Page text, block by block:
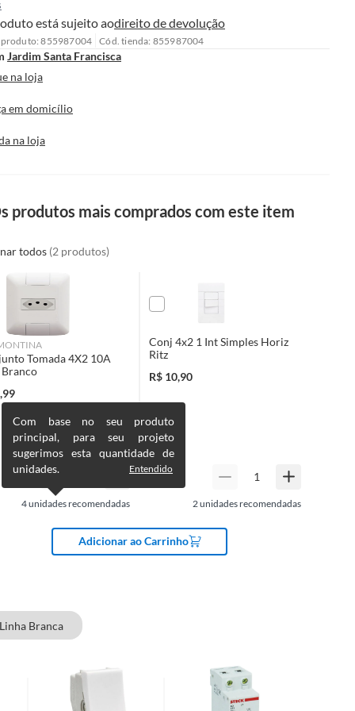
está sujeito aodireito de devolução
produto: 855987004 Cód. tienda: 855987004
Jardim Santa Francisca
na loja
em domicílio
na loja
produtos mais comprados com este item
todos (2 produtos)
Tomada 4X2 10A
4unidades recomendadas
Com base no seu produto
principal, para seu projeto
sugerimos esta quantidade de
unidades.
Entendido
Conj 4x2 1 Int Simples Horiz
Ritz
R$ 10,90
2unidades recomendadas
Adicionar ao Carrinho
Branca